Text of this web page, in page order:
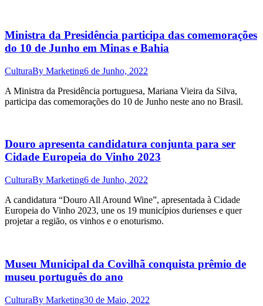
Ministra da Presidência participa das comemorações
do 10 de Junho em Minas e Bahia
CulturaBy Marketing6 de Junho, 2022
A Ministra da Presidência portuguesa, Mariana Vieira da Silva,
participa das comemorações do 10 de Junho neste ano no Brasil.
Douro apresenta candidatura conjunta para ser
Cidade Europeia do Vinho 2023
CulturaBy Marketing6 de Junho, 2022
A candidatura “Douro All Around Wine”, apresentada à Cidade
Europeia do Vinho 2023, une os 19 municípios durienses e quer
projetar a região, os vinhos e o enoturismo.
Museu Municipal da Covilhã conquista prêmio de
museu português do ano
CulturaBy Marketing30 de Maio, 2022